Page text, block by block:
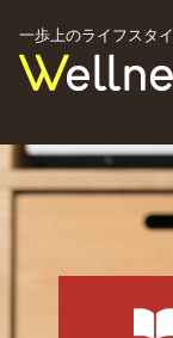
一歩上のライフスタ